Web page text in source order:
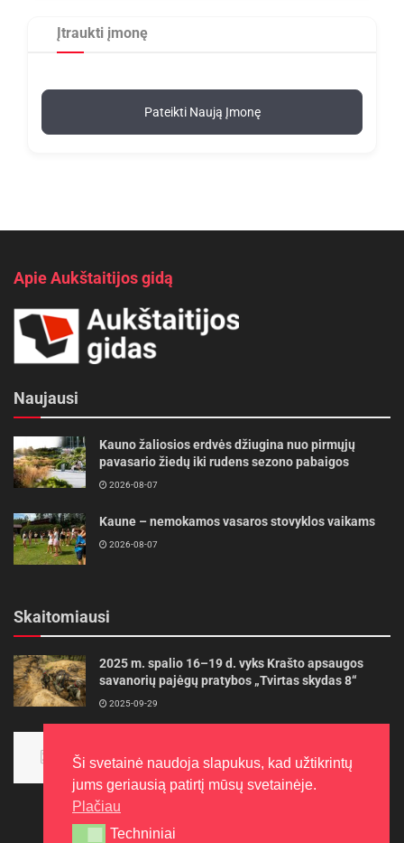
Įtraukti įmonę
Pateikti Naują Įmonę
Apie Aukštaitijos gidą
Naujausi
Kauno žaliosios erdvės džiugina nuo pirmųjų
pavasario žiedų iki rudens sezono pabaigos
2026-08-07
Kaune – nemokamos vasaros stovyklos vaikams
2026-08-07
Skaitomiausi
2025 m. spalio 16–19 d. vyks Krašto apsaugos
savanorių pajėgų pratybos „Tvirtas skydas 8“
2025-09-29
aukso
2015-10-30
Ši svetainė naudoja slapukus, kad užtikrintų
jums geriausią patirtį mūsų svetainėje.
Plačiau
Techniniai
Techniniai